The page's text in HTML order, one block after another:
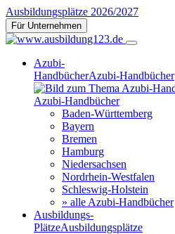
Ausbildungsplätze 2026/2027
Für Unternehmen
Azubi-
HandbücherAzubi-Handbücher
Azubi-Handbücher
Baden-Württemberg
Bayern
Bremen
Hamburg
Niedersachsen
Nordrhein-Westfalen
Schleswig-Holstein
» alle Azubi-Handbücher
Ausbildungs-
PlätzeAusbildungsplätze